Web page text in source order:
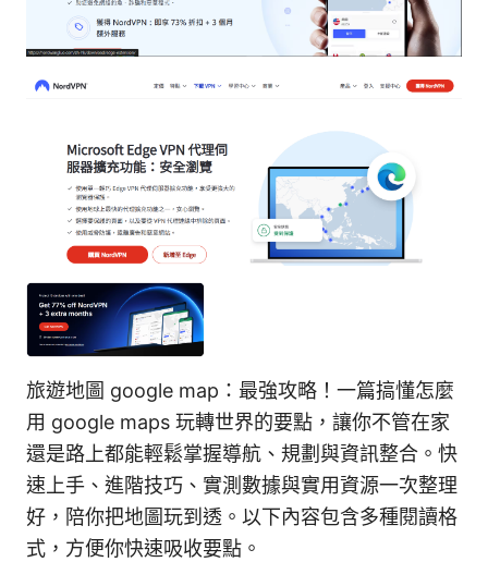
旅遊地圖 google map：最強攻略！一篇搞懂怎麼
用 google maps 玩轉世界的要點，讓你不管在家
還是路上都能輕鬆掌握導航、規劃與資訊整合。快
速上手、進階技巧、實測數據與實用資源一次整理
好，陪你把地圖玩到透。以下內容包含多種閱讀格
式，方便你快速吸收要點。